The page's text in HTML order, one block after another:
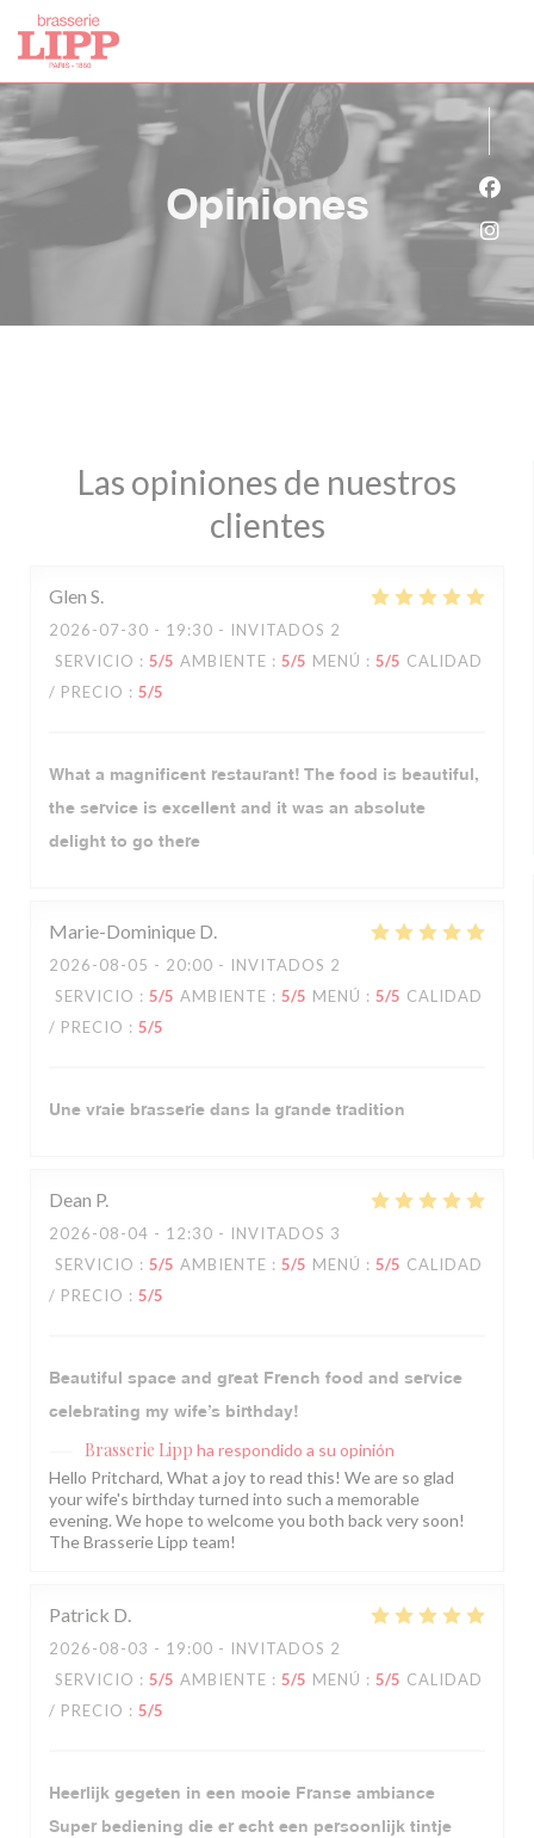
Personalización de sus opciones de cookies
Opiniones
Las opiniones de nuestros
clientes
Glen S
2026-07-30 - 19:30 - INVITADOS 2
SERVICIO : 5/5 AMBIENTE : 5/5 MENÚ : 5/5 CALIDAD
/ PRECIO : 5/5
What a magnificent restaurant! The food is beautiful,
the service is excellent and it was an absolute
delight to go there
Marie-Dominique D
2026-08-05 - 20:00 - INVITADOS 2
SERVICIO : 5/5 AMBIENTE : 5/5 MENÚ : 5/5 CALIDAD
/ PRECIO : 5/5
Une vraie brasserie dans la grande tradition
Dean P
2026-08-04 - 12:30 - INVITADOS 3
SERVICIO : 5/5 AMBIENTE : 5/5 MENÚ : 5/5 CALIDAD
/ PRECIO : 5/5
Beautiful space and great French food and service
celebrating my wife’s birthday!
Brasserie Lipp ha respondido a su opinión
Hello Pritchard, What a joy to read this! We are so glad
your wife's birthday turned into such a memorable
evening. We hope to welcome you both back very soon!
The Brasserie Lipp team!
Patrick D
2026-08-03 - 19:00 - INVITADOS 2
SERVICIO : 5/5 AMBIENTE : 5/5 MENÚ : 5/5 CALIDAD
/ PRECIO : 5/5
Heerlijk gegeten in een mooie Franse ambiance
Super bediening die er echt een persoonlijk tintje